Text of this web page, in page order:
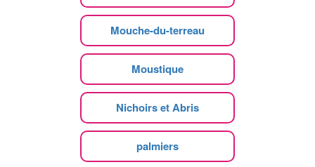
Mouche-du-terreau
Moustique
Nichoirs et Abris
palmiers